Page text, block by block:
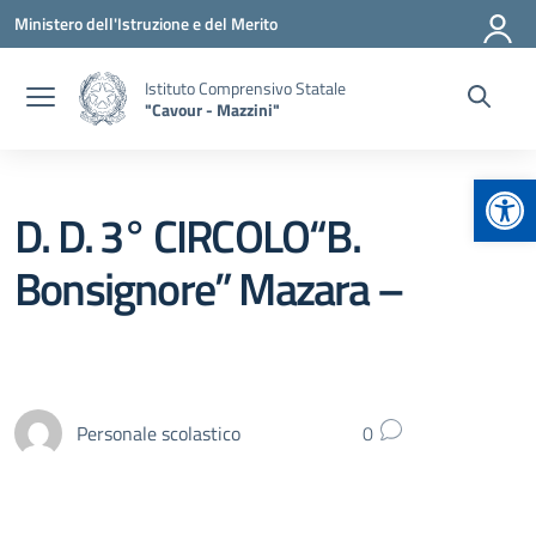
Vai ai contenuti
Vai al menu di navigazione
Vai al footer
Ministero dell'Istruzione e del Merito
Istituto Comprensivo Statale
"Cavour - Mazzini"
D. D. 3° CIRCOLO“B.
Bonsignore” Mazara –
Personale scolastico 0